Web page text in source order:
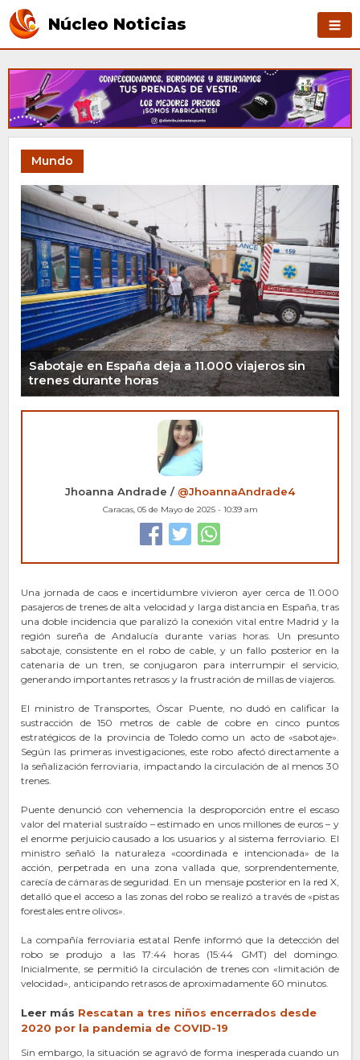
Núcleo Noticias
Mundo
Sabotaje en España deja a 11.000 viajeros sin
trenes durante horas
Jhoanna Andrade / @JhoannaAndrade4
Caracas, 05 de Mayo de 2025 - 10:39 am
Una jornada de caos e incertidumbre vivieron ayer cerca de 11.000
pasajeros de trenes de alta velocidad y larga distancia en España, tras
una doble incidencia que paralizó la conexión vital entre Madrid y la
región sureña de Andalucía durante varias horas. Un presunto
sabotaje, consistente en el robo de cable, y un fallo posterior en la
catenaria de un tren, se conjugaron para interrumpir el servicio,
generando importantes retrasos y la frustración de millas de viajeros.
El ministro de Transportes, Óscar Puente, no dudó en calificar la
sustracción de 150 metros de cable de cobre en cinco puntos
estratégicos de la provincia de Toledo como un acto de «sabotaje».
Según las primeras investigaciones, este robo afectó directamente a
la señalización ferroviaria, impactando la circulación de al menos 30
trenes.
Puente denunció con vehemencia la desproporción entre el escaso
valor del material sustraído – estimado en unos millones de euros – y
el enorme perjuicio causado a los usuarios y al sistema ferroviario. El
ministro señaló la naturaleza «coordinada e intencionada» de la
acción, perpetrada en una zona vallada que, sorprendentemente,
carecía de cámaras de seguridad. En un mensaje posterior en la red X,
detalló que el acceso a las zonas del robo se realizó a través de «pistas
forestales entre olivos».
La compañía ferroviaria estatal Renfe informó que la detección del
robo se produjo a las 17:44 horas (15:44 GMT) del domingo.
Inicialmente, se permitió la circulación de trenes con «limitación de
velocidad», anticipando retrasos de aproximadamente 60 minutos.
Leer más Rescatan a tres niños encerrados desde
2020 por la pandemia de COVID-19
Sin embargo, la situación se agravó de forma inesperada cuando un